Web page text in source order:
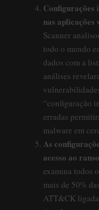
Configurações
nas aplicações
Scanner
todo o mundo
dados com a
análises
“configuração
erradas
malware em
As
acesso ao
examina todos
mais de 50%
ATT&CK